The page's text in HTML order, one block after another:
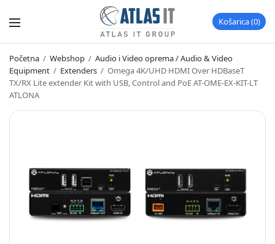
Košarica 0
Početna / Webshop / Audio i Video oprema / Audio & Video
Equipment / Extenders / Omega 4K/UHD HDMI Over HDBaseT
TX/RX Lite extender Kit with USB, Control and PoE AT-OME-EX-KIT-LT
ATLONA